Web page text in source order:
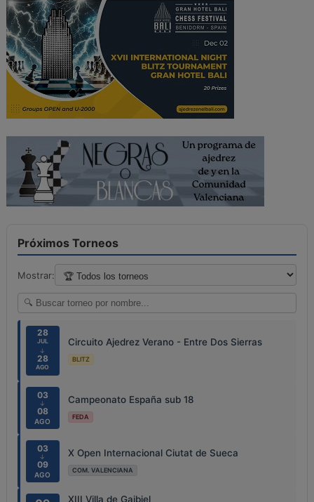
Próximos Torneos
Mostrar:
28
JUL
↓
28
AGO
Circuito Ajedrez Verano - Entre Dos Sierras
BLITZ
03
↓
08
AGO
Campeonato España sub 18
FEDA
03
↓
09
AGO
X Open Internacional Ciutat de Sueca
COM. VALENCIANA
XIII Villa de Gaibiel